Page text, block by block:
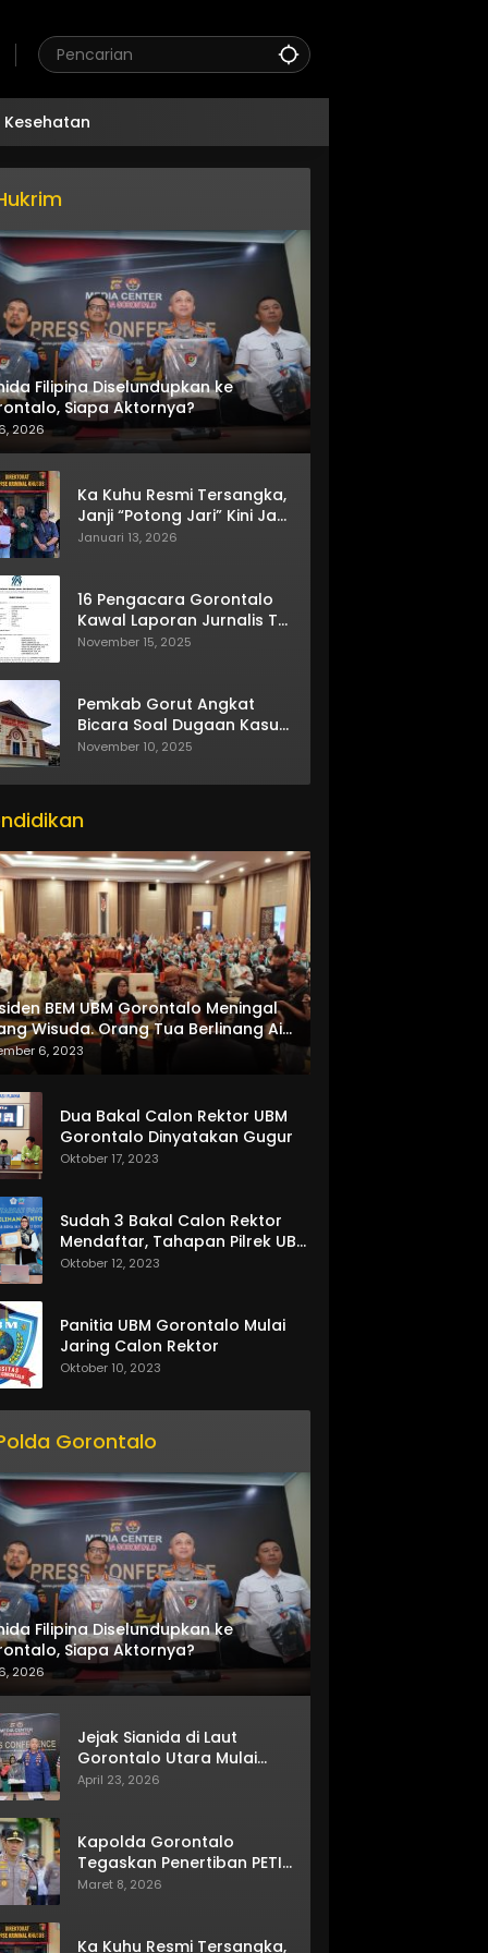
Kesehatan
Filipina Diselundupkan ke
Siapa Aktornya?
2026
Ka Kuhu Resmi Tersangka,
Janji “Potong Jari” Kini Jadi
Bumerang
Januari 13, 2026
16 Pengacara Gorontalo
Kawal Laporan Jurnalis TV
One
November 15, 2025
Pemkab Gorut Angkat
Bicara Soal Dugaan Kasus
Asusila Oknum ASN
November 10, 2025
BEM UBM Gorontalo Meningal
Wisuda. Orang Tua Berlinang Air
Menerima SKL dan Pemasangan
6, 2023
Dua Bakal Calon Rektor UBM
Gorontalo Dinyatakan Gugur
Oktober 17, 2023
Sudah 3 Bakal Calon Rektor
Mendaftar, Tahapan Pilrek UBM
Gorontalo Makin Seru
Oktober 12, 2023
Panitia UBM Gorontalo Mulai
Jaring Calon Rektor
Oktober 10, 2023
Gorontalo
Filipina Diselundupkan ke
Siapa Aktornya?
2026
Jejak Sianida di Laut
Gorontalo Utara Mulai
Terkuak
April 23, 2026
Kapolda Gorontalo
Tegaskan Penertiban PETI
Terus Berjalan
Maret 8, 2026
Ka Kuhu Resmi Tersangka,